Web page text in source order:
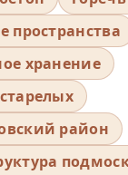
пространства
хранение
район